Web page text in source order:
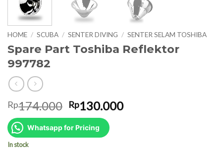
HOME / SCUBA / SENTER DIVING / SENTER SELAM TOSHIBA
Spare Part Toshiba Reflektor
997782
Rp174.000 Original
price
was:
Rp174.000.
Rp130.000Current
Whatsapp for Pricing
In stock